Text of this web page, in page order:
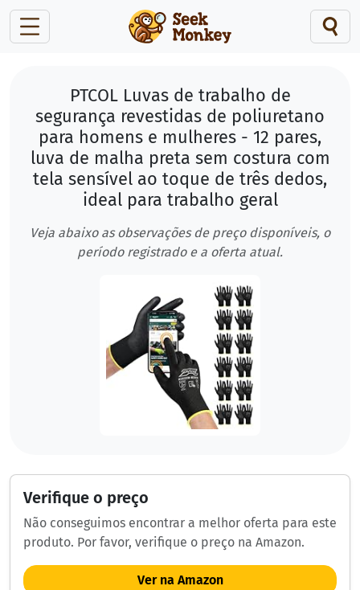
PTCOL Luvas de trabalho de
segurança revestidas de poliuretano
para homens e mulheres - 12 pares,
luva de malha preta sem costura com
tela sensível ao toque de três dedos,
ideal para trabalho geral
Veja abaixo as observações de preço disponíveis, o
período registrado e a oferta atual.
Verifique o preço
Não conseguimos encontrar a melhor oferta para este
produto. Por favor, verifique o preço na Amazon.
Ver na Amazon